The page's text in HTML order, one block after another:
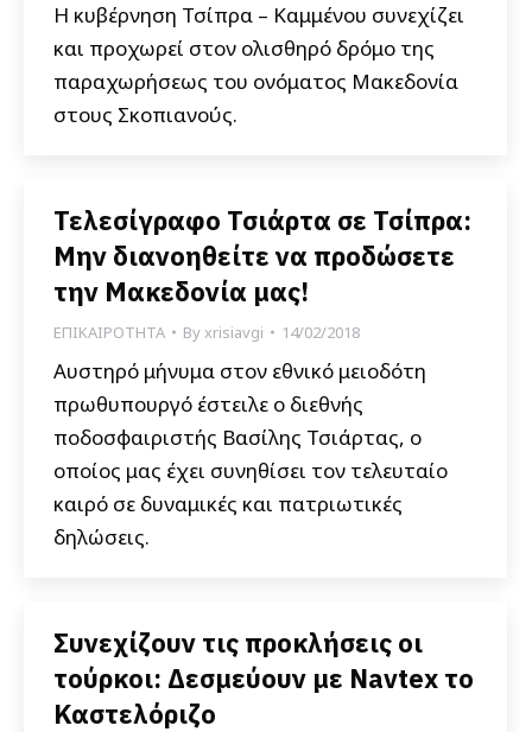
Η κυβέρνηση Τσίπρα – Καμμένου συνεχίζει
και προχωρεί στον ολισθηρό δρόμο της
παραχωρήσεως του ονόματος Μακεδονία
στους Σκοπιανούς.
Τελεσίγραφο Τσιάρτα σε Τσίπρα:
Μην διανοηθείτε να προδώσετε
την Μακεδονία μας!
ΕΠΙΚΑΙΡΟΤΗΤΑ Byxrisiavgi 14/02/2018
Αυστηρό μήνυμα στον εθνικό μειοδότη
πρωθυπουργό έστειλε ο διεθνής
ποδοσφαιριστής Βασίλης Τσιάρτας, ο
οποίος μας έχει συνηθίσει τον τελευταίο
καιρό σε δυναμικές και πατριωτικές
δηλώσεις.
Συνεχίζουν τις προκλήσεις οι
τούρκοι: Δεσμεύουν με Navtex το
Καστελόριζο